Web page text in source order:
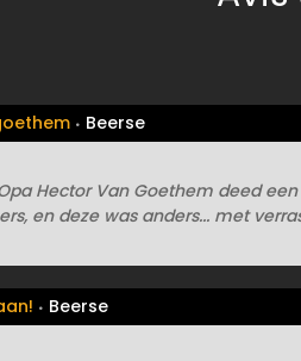
Beerse
Hector Van Goethem deed
en deze was anders... met
Beerse